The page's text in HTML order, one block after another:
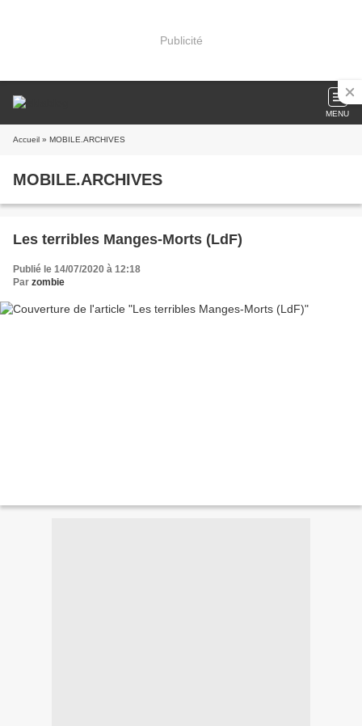
Publicité
MENU
Accueil » MOBILE.ARCHIVES
MOBILE.ARCHIVES
Les terribles Manges-Morts (LdF)
Publié le 14/07/2020 à 12:18
Par zombie